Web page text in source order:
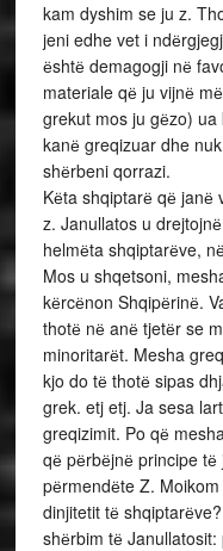
kam dyshim se ju z.
jeni edhe vet i
ёshtё demagogji nё
materiale qё ju vijnё
grekut mos ju gёzo)
kanё greqizuar dhe
shёrbeni qorrazi.
Kёta shqiptarё qё janё
z. Janullatos u
helmёta shqiptarёve,
Mos u shqetsoni,
kёrcёnon Shqipёrinё.
thotё nё anё tjetёr se
minoritarёt. Mesha
kjo do tё thotё sipas
grek. etj etj. Ja sesa
greqizimit. Po qё
qё pёrbёjnё principe
pёrmendёte Z.
dinjitetit tё
shёrbim tё